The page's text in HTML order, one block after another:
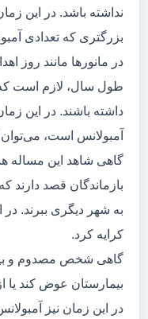
نداشته باشد. در این
بزرگتری که تعدادی
در مانور‌ها مانند روز
طول سال، لازم است
داشته باشند. در این
آمبولانس است، می‌توان
گاهی شاهد این مساله
بازماندگان قصد
به شهر دیگری ببرند. در
کرایه کرد.
گاهی شخص مصدوم و
بیمارستان عوض کند
در این زمان نیز